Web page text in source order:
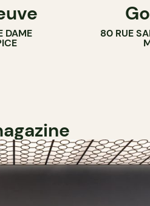
DAME
COMPTOIR
80 RUE